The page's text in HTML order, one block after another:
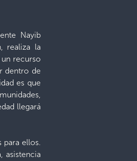
Nayib
realiza la
un recurso
dentro de
es que
llegará
para ellos.
asistencia